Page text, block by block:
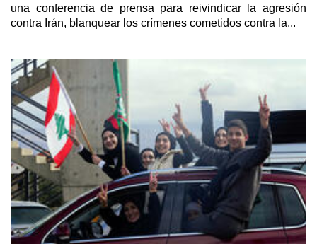
una conferencia de prensa para reivindicar la agresión
contra Irán, blanquear los crímenes cometidos contra la...
Por Yaoudat Brahim
El Islam político de ISIS en la última tragedia
árabe
Por Talal Salman
Balcanizacion de Irak y el Medio Oriente
Por Mahdi D. Nazemroaya (*)
Schlomo Sand: El pueblo judío es una
invención
Por Eugenio García Gascón